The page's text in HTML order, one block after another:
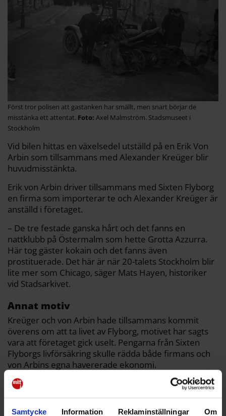
Samtycke Information Reklaminställningar Om
Först tror polisen att gastanken har smällt, men snart börjar de
misstänka ett attentat.
Axel Malmström. Stadsmuseet i
Stockholm
Vid bilen hittas en växelsedel utställd på en Erik Von
Arbin som tillsammans med Alexander Kreüger blir
huvudmisstänkta.
Erik von Arbin driver tillsammans med Sixten Flyborg
en firma som importerar te och Alexander Kreüger är
anställd i företaget.
– De tre festade ganska hårt och det fanns en
nattklubb på Östermalm som hette Grotta Azzurra.
Här tog gäster kokain och det fanns även
prostituerade. Det här är när 20-talets Stockholm blir
lite mer som Chicago, säger Mats Hayen, historiker
vid Stadsarkivet.
Annat motiv
Kreüger och von Arbin hade tillsammans kommit
överens om att ta livet av Flyborg, motivet har sagts
vara att företaget gick uselt. Pengarna från Sixten
Flyborgs livförsäkring skulle rädda både firmans och
von Arbins egna havererade ekonomi.